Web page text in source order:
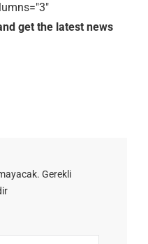
get the latest news
Gerekli